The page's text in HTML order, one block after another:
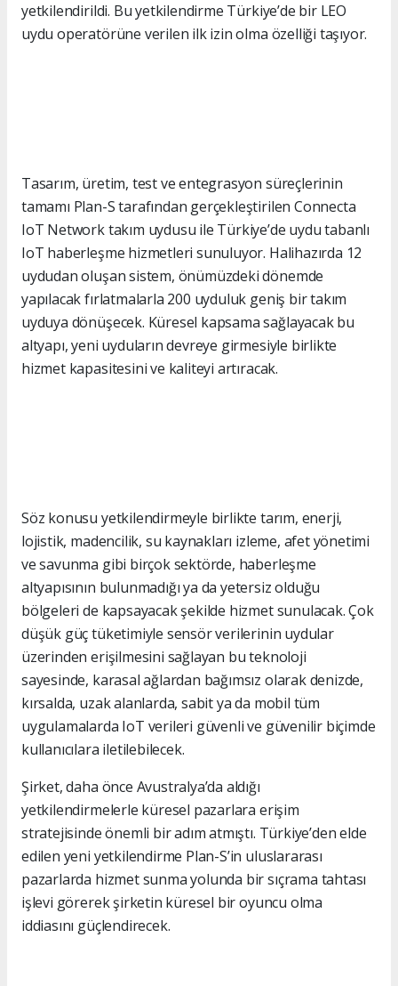
yetkilendirildi. Bu yetkilendirme Türkiye’de bir LEO
uydu operatörüne verilen ilk izin olma özelliği taşıyor.
Tasarım, üretim, test ve entegrasyon süreçlerinin
tamamı Plan-S tarafından gerçekleştirilen Connecta
IoT Network takım uydusu ile Türkiye’de uydu tabanlı
IoT haberleşme hizmetleri sunuluyor. Halihazırda 12
uydudan oluşan sistem, önümüzdeki dönemde
yapılacak fırlatmalarla 200 uyduluk geniş bir takım
uyduya dönüşecek. Küresel kapsama sağlayacak bu
altyapı, yeni uyduların devreye girmesiyle birlikte
hizmet kapasitesini ve kaliteyi artıracak.
Söz konusu yetkilendirmeyle birlikte tarım, enerji,
lojistik, madencilik, su kaynakları izleme, afet yönetimi
ve savunma gibi birçok sektörde, haberleşme
altyapısının bulunmadığı ya da yetersiz olduğu
bölgeleri de kapsayacak şekilde hizmet sunulacak. Çok
düşük güç tüketimiyle sensör verilerinin uydular
üzerinden erişilmesini sağlayan bu teknoloji
sayesinde, karasal ağlardan bağımsız olarak denizde,
kırsalda, uzak alanlarda, sabit ya da mobil tüm
uygulamalarda IoT verileri güvenli ve güvenilir biçimde
kullanıcılara iletilebilecek.
Şirket, daha önce Avustralya’da aldığı
yetkilendirmelerle küresel pazarlara erişim
stratejisinde önemli bir adım atmıştı. Türkiye’den elde
edilen yeni yetkilendirme Plan-S’in uluslararası
pazarlarda hizmet sunma yolunda bir sıçrama tahtası
işlevi görerek şirketin küresel bir oyuncu olma
iddiasını güçlendirecek.